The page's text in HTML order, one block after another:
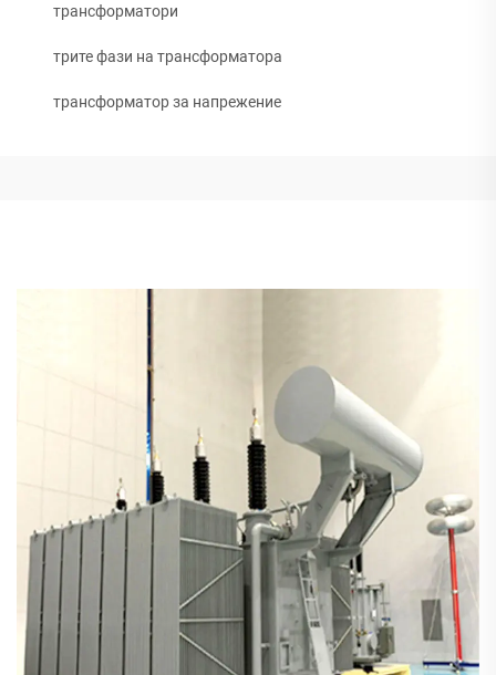
трансформатори
трите фази на трансформатора
трансформатор за напрежение